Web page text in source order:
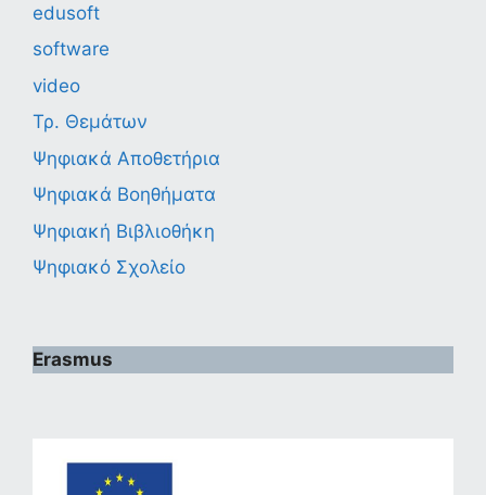
edusoft
software
video
Τρ. Θεμάτων
Ψηφιακά Αποθετήρια
Ψηφιακά Βοηθήματα
Ψηφιακή Βιβλιοθήκη
Ψηφιακό Σχολείο
Erasmus